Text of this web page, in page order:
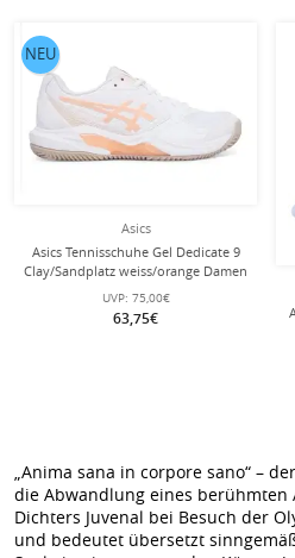
Asics
Asics Tennisschuhe Gel Dedicate 9
Clay/Sandplatz weiss/orange Damen
UVP: 75,00€
63,75€
NEU
„Anima sana in corpore sano“ –
die Abwandlung eines berühmten
Dichters Juvenal bei Besuch der
und bedeutet übersetzt